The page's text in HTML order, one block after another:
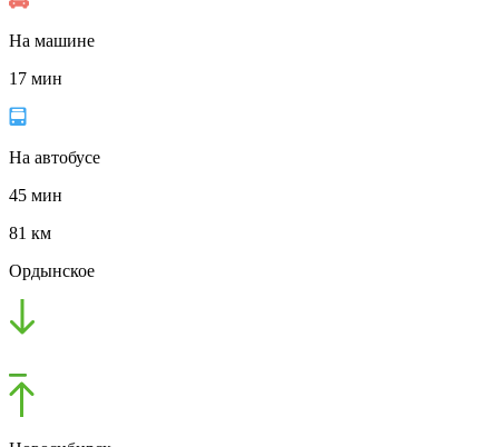
На машине
17 мин
На автобусе
45 мин
81 км
Ордынское